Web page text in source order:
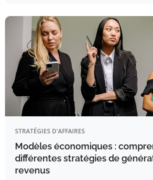
STRATÉGIES D'AFFAIRES
Modèles économiques :
différentes stratégies de
revenus